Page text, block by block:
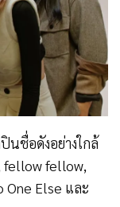
นชื่อดังอย่างใกล้
fellow fellow,
One Else และ